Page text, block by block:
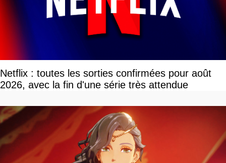
Netflix : toutes les sorties confirmées pour août
2026, avec la fin d'une série très attendue